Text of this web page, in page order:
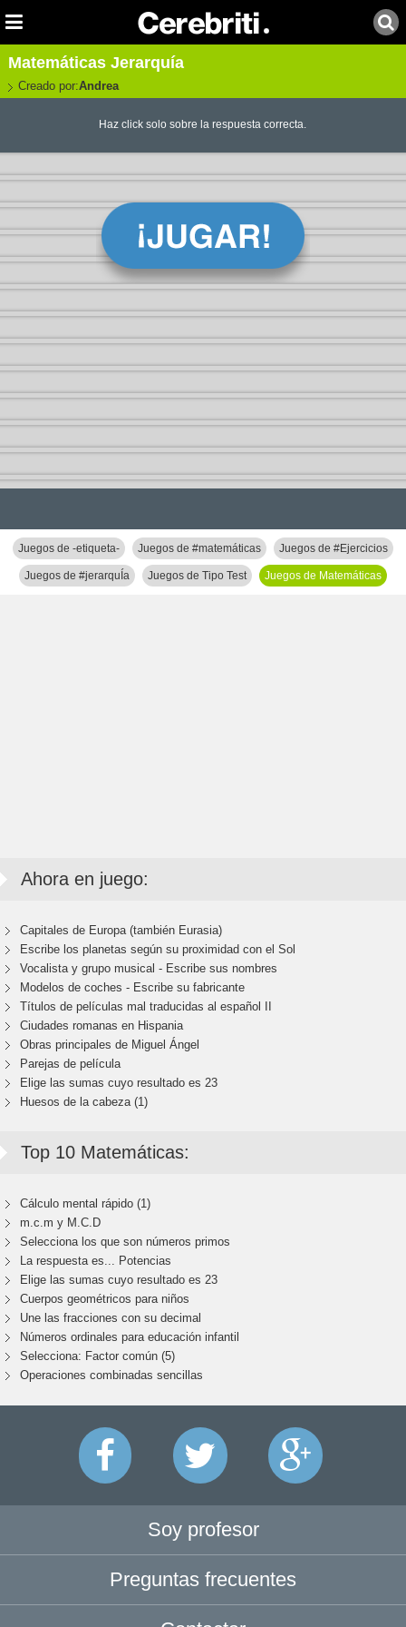
Matemáticas Jerarquía
Creado por:Andrea
Haz click solo sobre la respuesta correcta.
Juegos de -etiqueta- Juegos de #matemáticas Juegos de #Ejercicios
Juegos de #jerarquÍa Juegos de Tipo Test Juegos de Matemáticas
Ahora en juego:
Capitales de Europa (también Eurasia)
Escribe los planetas según su proximidad con el Sol
Vocalista y grupo musical - Escribe sus nombres
Modelos de coches - Escribe su fabricante
Títulos de películas mal traducidas al español II
Ciudades romanas en Hispania
Obras principales de Miguel Ángel
Parejas de película
Elige las sumas cuyo resultado es 23
Huesos de la cabeza (1)
Top 10 Matemáticas:
Cálculo mental rápido (1)
m.c.m y M.C.D
Selecciona los que son números primos
La respuesta es... Potencias
Elige las sumas cuyo resultado es 23
Cuerpos geométricos para niños
Une las fracciones con su decimal
Números ordinales para educación infantil
Selecciona: Factor común (5)
Operaciones combinadas sencillas
Soy profesor
Preguntas frecuentes